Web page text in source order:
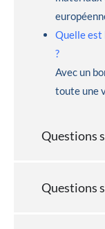
Quelle est
?
Avec un
toute une
Questions
Questions